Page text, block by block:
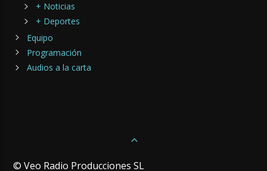
+ Noticias
+ Deportes
Equipo
Programación
Audios a la carta
© Veo Radio Producciones SL